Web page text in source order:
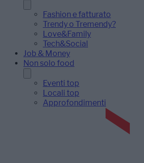
Fashion e fatturato
Trendy o Tremendy?
Love&Family
Tech&Social
Job & Money
Non solo food
Eventi top
Locali top
Approfondimenti